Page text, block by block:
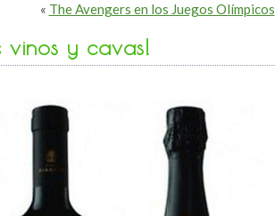
« The Avengers en los Juegos Olímpicos
vinos y cavas!